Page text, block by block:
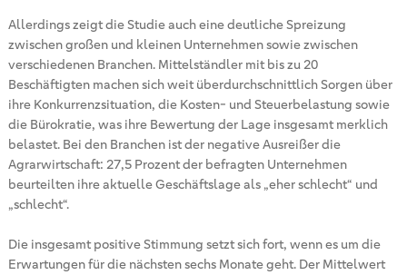
Allerdings zeigt die Studie auch eine deutliche Spreizung
zwischen großen und kleinen Unternehmen sowie zwischen
verschiedenen Branchen. Mittelständler mit bis zu 20
Beschäftigten machen sich weit überdurchschnittlich Sorgen über
ihre Konkurrenzsituation, die Kosten- und Steuerbelastung sowie
die Bürokratie, was ihre Bewertung der Lage insgesamt merklich
belastet. Bei den Branchen ist der negative Ausreißer die
Agrarwirtschaft: 27,5 Prozent der befragten Unternehmen
beurteilten ihre aktuelle Geschäftslage als „eher schlecht“ und
„schlecht“.
Die insgesamt positive Stimmung setzt sich fort, wenn es um die
Erwartungen für die nächsten sechs Monate geht. Der Mittelwert